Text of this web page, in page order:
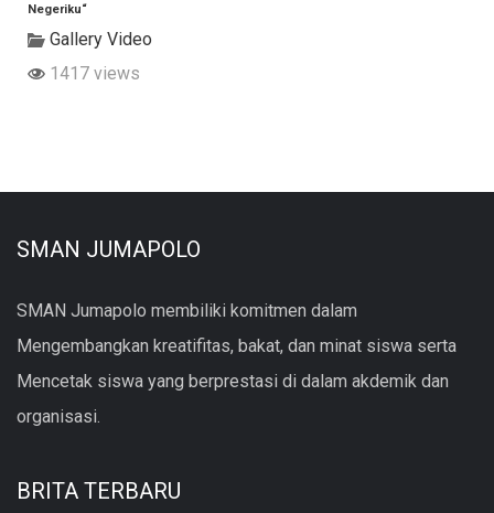
Negeriku“
Gallery Video
1417 views
SMAN JUMAPOLO
SMAN Jumapolo membiliki komitmen dalam
Mengembangkan kreatifitas, bakat, dan minat siswa serta
Mencetak siswa yang berprestasi di dalam akdemik dan
organisasi.
BRITA TERBARU